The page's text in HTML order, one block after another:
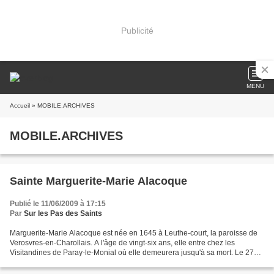
Publicité
MENU
Accueil » MOBILE.ARCHIVES
MOBILE.ARCHIVES
Sainte Marguerite-Marie Alacoque
Publié le 11/06/2009 à 17:15
Par Sur les Pas des Saints
Marguerite-Marie Alacoque est née en 1645 à Leuthe-court, la paroisse de
Verosvres-en-Charollais. A l'âge de vingt-six ans, elle entre chez les
Visitandines de Paray-le-Monial où elle demeurera jusqu'à sa mort. Le 27